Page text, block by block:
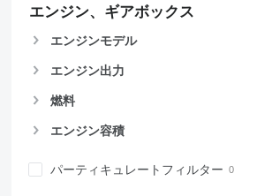
エンジン、ギアボックス
エンジンモデル
エンジン出力
燃料
エンジン容積
パーティキュレートフィルター